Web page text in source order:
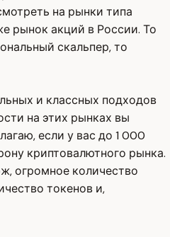
на рынки типа
рынок акций в России. То
скальпер, то
и классных подходов
на этих рынках вы
если у вас до 1 000
криптовалютного рынка.
огромное количество
токенов и,